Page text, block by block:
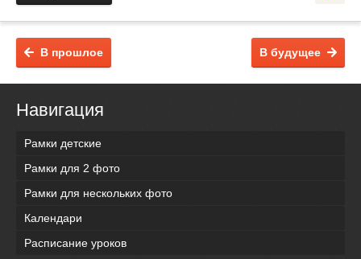
В будущее
В прошлое
Навигация
Рамки детские
Рамки для 2 фото
Рамки для нескольких фото
Календари
Расписание уроков